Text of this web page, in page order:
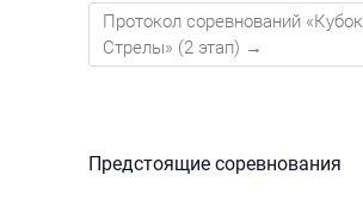
Протокол соревнований «Кубок
Стрелы» (2 этап) →
Предстоящие соревнования